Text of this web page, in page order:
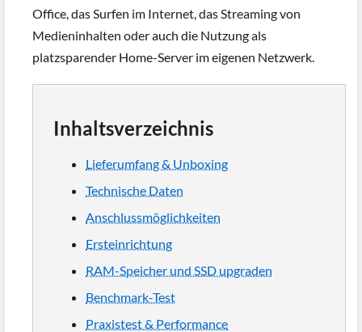
Office, das Surfen im Internet, das Streaming von
Medieninhalten oder auch die Nutzung als
platzsparender Home-Server im eigenen Netzwerk.
Inhaltsverzeichnis
Lieferumfang & Unboxing
Technische Daten
Anschlussmöglichkeiten
Ersteinrichtung
RAM-Speicher und SSD upgraden
Benchmark-Test
Praxistest & Performance